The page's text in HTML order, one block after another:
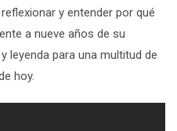
y entender por qué
a nueve años de su
leyenda para una multitud de
hoy.